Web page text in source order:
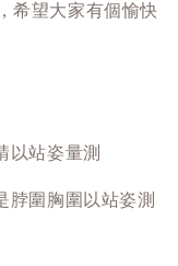
希望大家有個愉快
以站姿量測
脖圍胸圍以站姿測